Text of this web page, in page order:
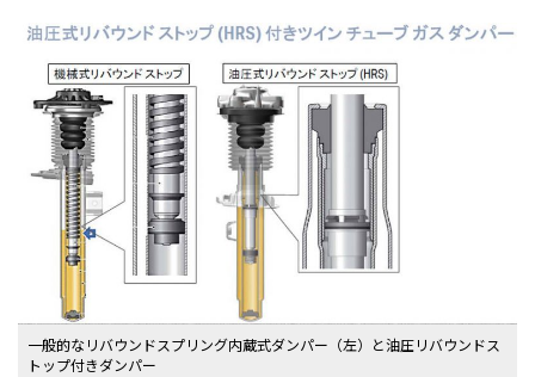
一般的なリバウンドスプリング内蔵式ダンパー（左）と油圧リバウンドス
トップ付きダンパー